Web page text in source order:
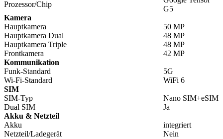
Prozessor/Chip
G5
Kamera
Hauptkamera
50 MP
Hauptkamera Dual
48 MP
Hauptkamera Triple
48 MP
Frontkamera
42 MP
Kommunikation
Funk-Standard
5G
Wi-Fi-Standard
WiFi 6
SIM
SIM-Typ
Nano SIM+eSIM
Dual SIM
Ja
Akku & Netzteil
Akku
integriert
Netzteil/Ladegerät
Nein